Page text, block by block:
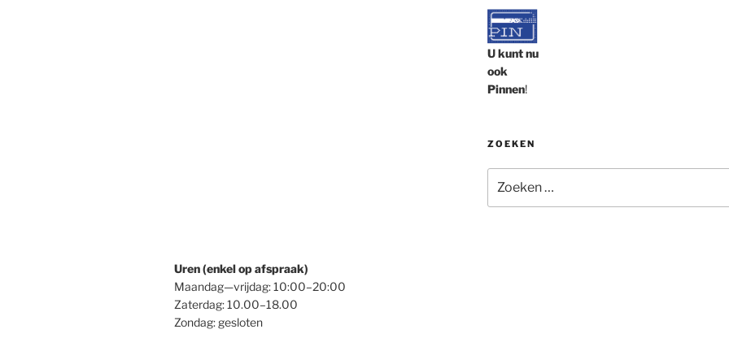
Uren (enkel op afspraak)
Maandag—vrijdag: 10:00–20:00
Zaterdag: 10.00–18.00
Zondag: gesloten
U kunt nu
ook
Pinnen!
ZOEKEN
naar: